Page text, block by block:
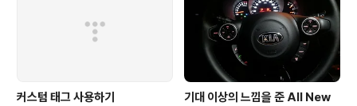
커스텀 태그 사용하기
기대 이상의 느낌을 준 All New